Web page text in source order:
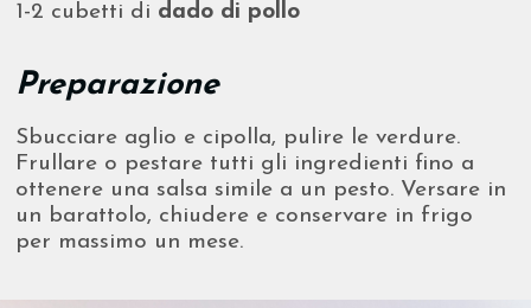
1-2 cubetti di dado di pollo
Preparazione
Sbucciare aglio e cipolla, pulire le verdure.
Frullare o pestare tutti gli ingredienti fino a
ottenere una salsa simile a un pesto. Versare in
un barattolo, chiudere e conservare in frigo
per massimo un mese.